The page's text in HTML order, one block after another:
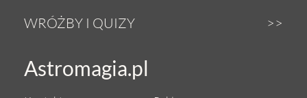
Roczny
Astrologia
Numerologia
Gwiazdy
Zdrowie i uroda
WRÓŻBY I QUIZY
Magiczna kula
Astromagia.pl